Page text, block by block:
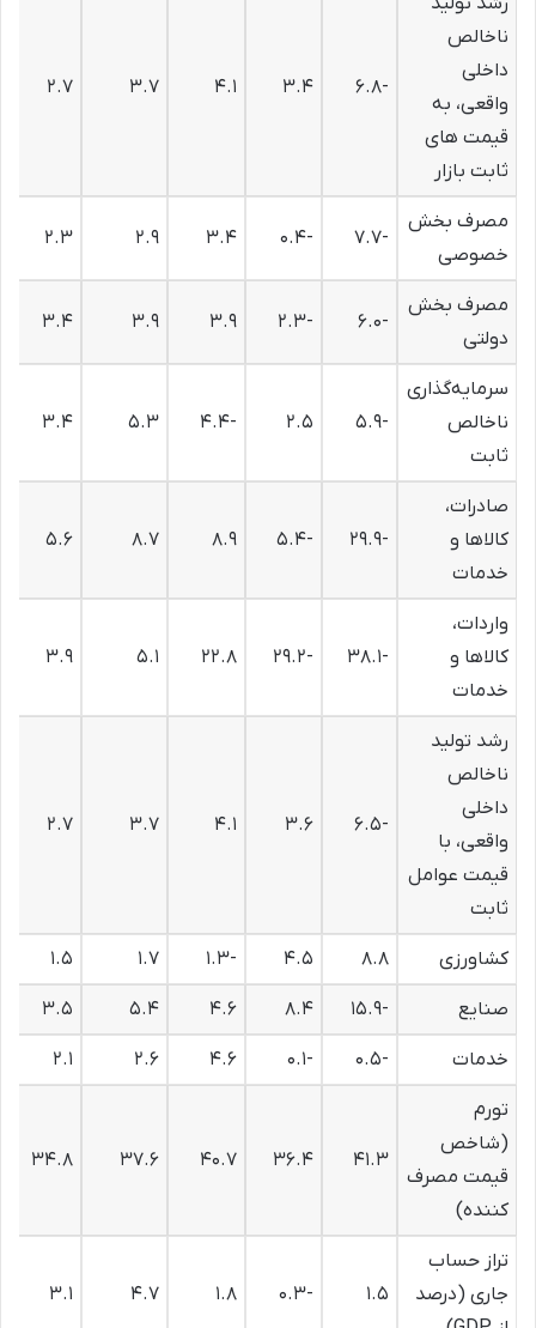
ناخالص
داخلی
واقعی، به
قیمت های
ثابت بازار
-۶.۸ ۳.۴ ۴.۱ ۳.۷ ۲.۷
مصرف بخش
خصوصی
-۷.۷ -۰.۴ ۳.۴ ۲.۹ ۲.۳
مصرف بخش
دولتی
-۶.۰ -۲.۳ ۳.۹ ۳.۹ ۳.۴
سرمایه‌گذاری
ناخالص
ثابت
-۵.۹ ۲.۵ -۴.۴ ۵.۳ ۳.۴
صادرات،
کالاها و
خدمات
-۲۹.۹ -۵.۴ ۸.۹ ۸.۷ ۵.۶
واردات،
کالاها و
خدمات
-۳۸.۱ -۲۹.۲ ۲۲.۸ ۵.۱ ۳.۹
رشد تولید
ناخالص
داخلی
واقعی، با
قیمت عوامل
ثابت
-۶.۵ ۳.۶ ۴.۱ ۳.۷ ۲.۷
کشاورزی ۸.۸ ۴.۵ -۱.۳ ۱.۷ ۱.۵
صنایع -۱۵.۹ ۸.۴ ۴.۶ ۵.۴ ۳.۵
خدمات -۰.۵ -۰.۱ ۴.۶ ۲.۶ ۲.۱
تورم
(شاخص
قیمت مصرف
کننده)
۴۱.۳ ۳۶.۴ ۴۰.۷ ۳۷.۶ ۳۴.۸
تراز حساب
جاری (درصد
۱.۵ -۰.۳ ۱.۸ ۴.۷ ۳.۱